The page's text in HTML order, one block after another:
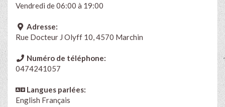
Vendredi de 06:00 à 19:00
Adresse:
Rue Docteur J Olyff 10, 4570 Marchin
Numéro de téléphone:
0474241057
Langues parlées:
English Français